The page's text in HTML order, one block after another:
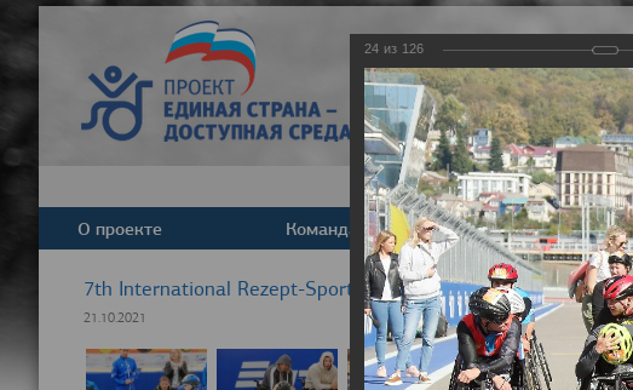
О проекте Команда Новости
7th International Rezept-Sport Wheelchair Half Marathon
21.10.2021
24 из 126